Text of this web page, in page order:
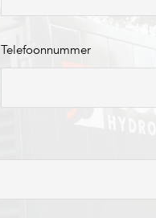
Telefoonnummer